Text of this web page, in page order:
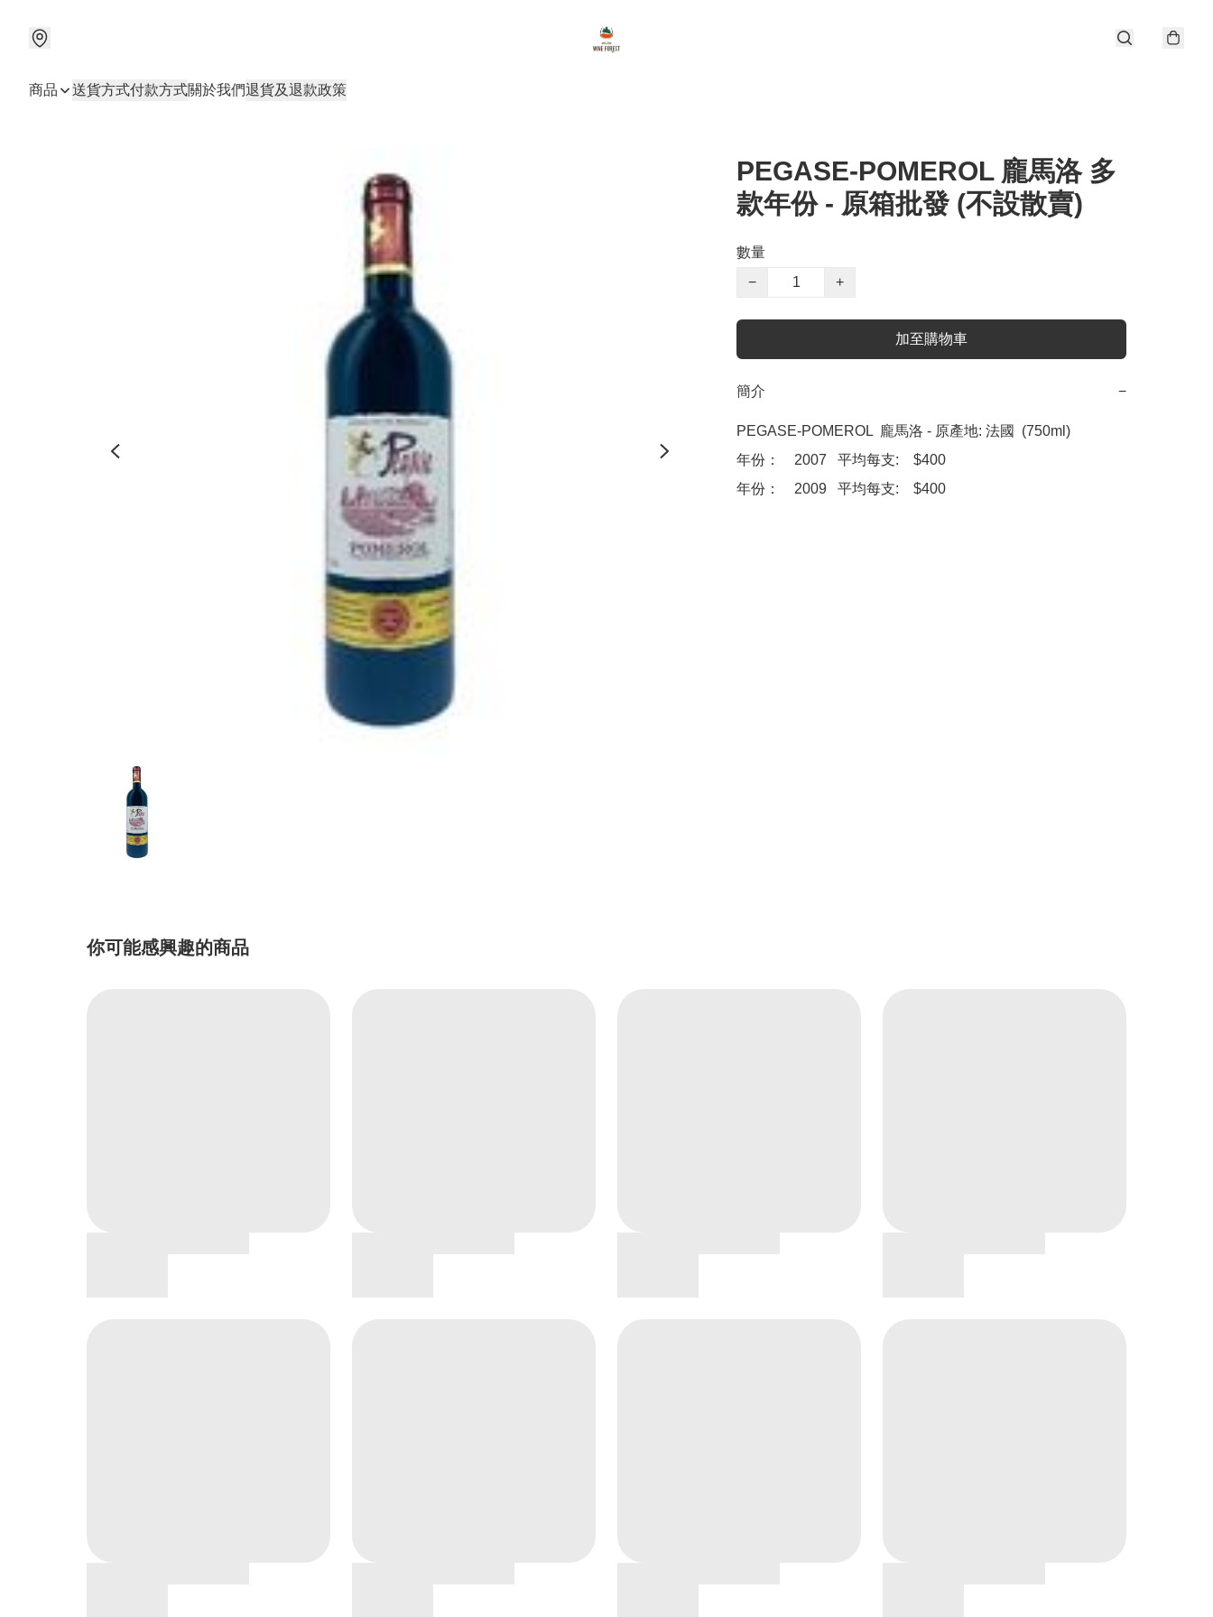
商品 送貨方式付款方式關於我們退貨及退款政策
PEGASE-POMEROL 龐馬洛 多
款年份 - 原箱批發 (不設散賣)
數量
−
+
加至購物車
簡介 −
PEGASE-POMEROL  龐馬洛 - 原產地: 法國  (750ml)
年份：	2007	平均每支:	 $400
你可能感興趣的商品